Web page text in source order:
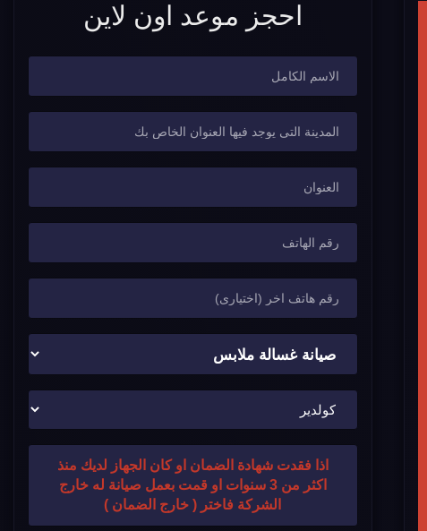
احجز موعد اون لاين
اذا فقدت شهادة الضمان او كان الجهاز لديك منذ
اكثر من 3 سنوات او قمت بعمل صيانة له خارج
الشركة فاختر ( خارج الضمان )